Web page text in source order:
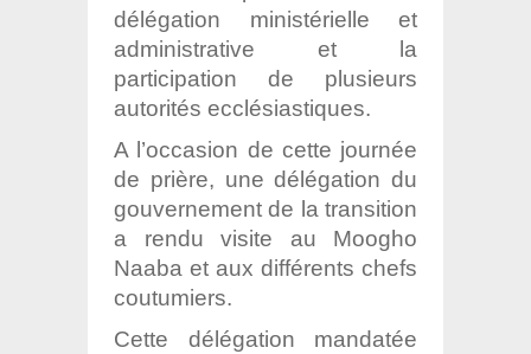
délégation ministérielle et
administrative et la
participation de plusieurs
autorités ecclésiastiques.
A l’occasion de cette journée
de prière, une délégation du
gouvernement de la transition
a rendu visite au Moogho
Naaba et aux différents chefs
coutumiers.
Cette délégation mandatée